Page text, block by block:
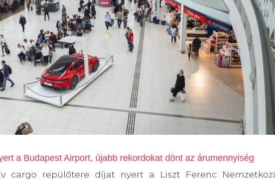
a Budapest Airport, újabb rekordokat dönt az árumennyiség
cargo repülőtere díjat nyert a Liszt Ferenc Nemzetközi